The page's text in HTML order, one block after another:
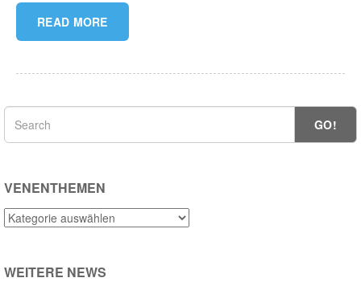
READ MORE
GO!
VENENTHEMEN
Venenthemen
WEITERE NEWS